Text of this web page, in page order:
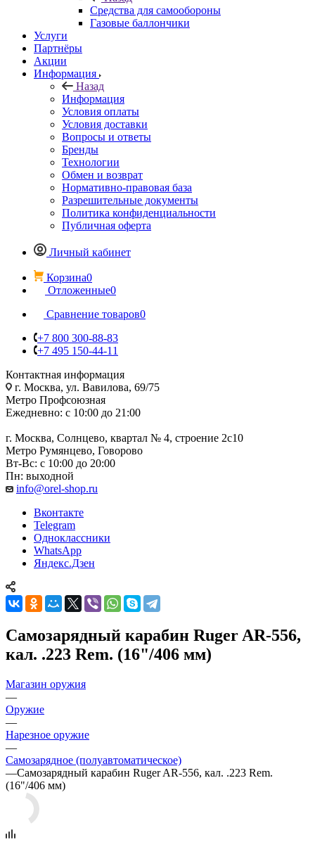
Средства для самообороны
Газовые баллончики
Услуги
Партнёры
Акции
Информация
Назад
Информация
Условия оплаты
Условия доставки
Вопросы и ответы
Бренды
Технологии
Обмен и возврат
Нормативно-правовая база
Разрешительные документы
Политика конфиденциальности
Публичная оферта
Личный кабинет
Корзина0
Отложенные0
Сравнение товаров0
+7 800 300-88-83
+7 495 150-44-11
Контактная информация
г. Москва, ул. Вавилова, 69/75
Метро Профсоюзная
Ежедневно: с 10:00 до 21:00
г. Москва, Солнцево, квартал № 4, строение 2с10
Метро Румянцево, Говорово
Вт-Вс: с 10:00 до 20:00
Пн: выходной
info@orel-shop.ru
Вконтакте
Telegram
Одноклассники
WhatsApp
Яндекс.Дзен
Самозарядный карабин Ruger AR-556,
кал. .223 Rem. (16"/406 мм)
Магазин оружия
—
Оружие
—
Нарезное оружие
—
Самозарядное (полуавтоматическое)
—Самозарядный карабин Ruger AR-556, кал. .223 Rem.
(16"/406 мм)